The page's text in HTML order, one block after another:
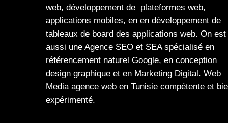
web, développement de plateformes web,
applications mobiles, en en développement de
tableaux de board des applications web. On est
aussi une Agence SEO et SEAspécialisé en
référencement naturel Google, en conception
design graphique et en Marketing Digital. Web
Mediaagence web en Tunisie compétente et
expérimenté.